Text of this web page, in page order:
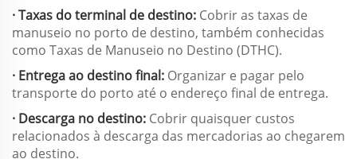
· Taxas do terminal de destino: Cobrir as taxas de
manuseio no porto de destino, também conhecidas
como Taxas de Manuseio no Destino (DTHC).
· Entrega ao destino final: Organizar e pagar pelo
transporte do porto até o endereço final de entrega.
· Descarga no destino: Cobrir quaisquer custos
relacionados à descarga das mercadorias ao chegarem
ao destino.